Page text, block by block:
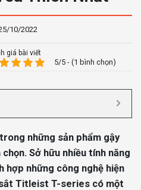
10/2022
giá bài viết
5/5 - (1 bình chọn)
những sản phẩm gậy
Sở hữu nhiều tính năng
những công nghệ hiện
Titleist T-series có một